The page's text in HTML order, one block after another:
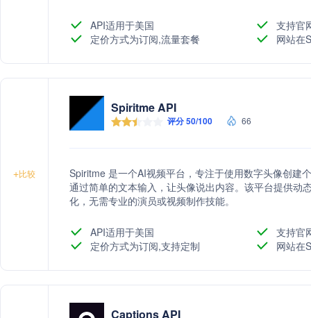
API适用于美国
支持官
定价方式为订阅,流量套餐
网站在
+比较
Spiritme API
评分 50/100 66
Spiritme 是一个AI视频平台，专注于使用数字头像创建
通过简单的文本输入，让头像说出内容。该平台提供动
化，无需专业的演员或视频制作技能。
API适用于美国
支持官
定价方式为订阅,支持定制
网站在
Captions API